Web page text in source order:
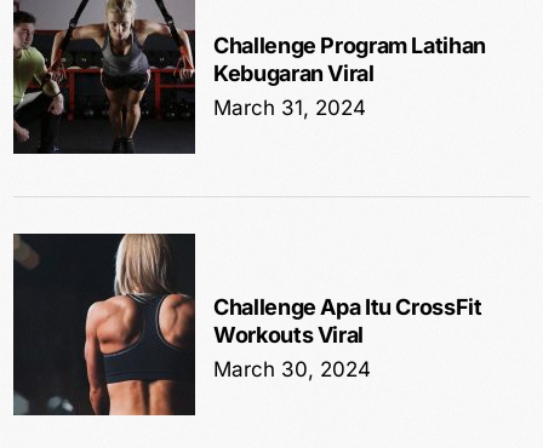
Challenge Program Latihan
Kebugaran Viral
March 31, 2024
Challenge Apa Itu CrossFit
Workouts Viral
March 30, 2024